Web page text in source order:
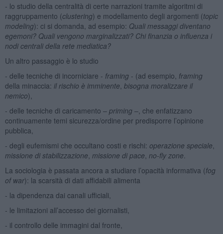
- lo studio della centralità di certe narrazioni tramite algoritmi di
raggruppamento (clustering) e modellamento degli argomenti (topic
modeling): ci si domanda, ad esempio: Quali messaggi diventano
egemoni? Quali vengono marginalizzati? Chi finanzia o influenza i
nodi centrali della rete mediatica?
Un altro passaggio è lo studio
- delle tecniche di incorniciare - framing- (ad esempio, framing
della minaccia: il rischio è imminente bisogna moralizzare il
nemico),
- delle tecniche di caricamento – priming–, che enfatizzano
continuamente temi sicurezza/ordine per predisporre l’opinione
pubblica,
- degli eufemismi che occultano costi e rischi: operazione speciale
missione di stabilizzazione missione di pace no-fly zone
La sociologia è passata ancora a studiare l’opacità informativa (fog
of war): la scarsità di dati affidabili alimenta
- la dipendenza dai canali ufficiali,
- le limitazioni all’accesso dei giornalisti,
- il controllo delle immagini dal fronte,